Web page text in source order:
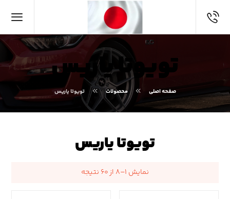
تویوتا یاریس
صفحه اصلی محصولات تویوتا یاریس
تویوتا یاریس
نمایش ۱–۸ از ۶۰ نتیجه